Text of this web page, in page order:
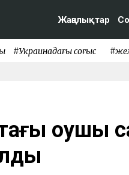
Жаңалықтар
#Украинадағы соғыс
оқушы